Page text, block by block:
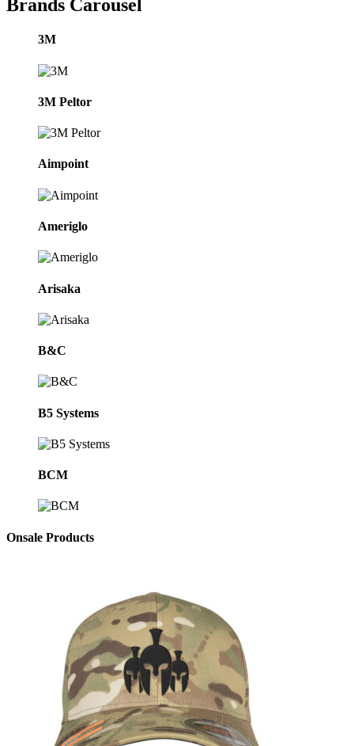
Brands Carousel
3M
3M Peltor
Aimpoint
Ameriglo
Arisaka
B&C
B5 Systems
BCM
Onsale Products